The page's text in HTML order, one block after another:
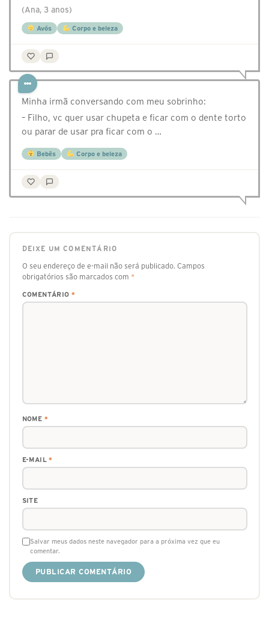
(Ana, 3 anos)
Avós Corpo e beleza
Minha irmã conversando com meu sobrinho:
– Filho, vc quer usar chupeta e ficar com o dente torto
ou parar de usar pra ficar com o …
Bebês Corpo e beleza
DEIXE UM COMENTÁRIO
O seu endereço de e-mail não será publicado. Campos
obrigatórios são marcados com *
COMENTÁRIO *
NOME *
E-MAIL*
SITE
Salvar meus dados neste navegador para a próxima vez que eu
comentar.